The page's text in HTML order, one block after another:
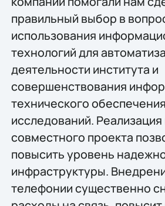
правильный выбор в
использования
технологий для
деятельности института и
совершенствования
технического
исследований.
совместного проекта
повысить уровень
инфраструктуры.
телефонии существенно